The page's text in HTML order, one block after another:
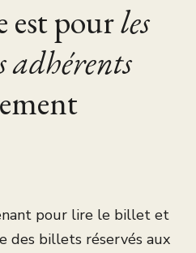
est pourles
adhérents
pour lire le billet et
des billets réservés aux